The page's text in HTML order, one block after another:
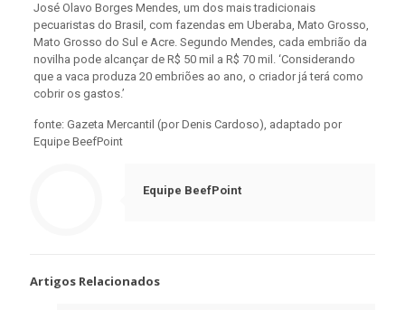
José Olavo Borges Mendes, um dos mais tradicionais
pecuaristas do Brasil, com fazendas em Uberaba, Mato Grosso,
Mato Grosso do Sul e Acre. Segundo Mendes, cada embrião da
novilha pode alcançar de R$ 50 mil a R$ 70 mil. ‘Considerando
que a vaca produza 20 embriões ao ano, o criador já terá como
cobrir os gastos.’
fonte: Gazeta Mercantil (por Denis Cardoso), adaptado por
Equipe BeefPoint
Equipe BeefPoint
Artigos Relacionados